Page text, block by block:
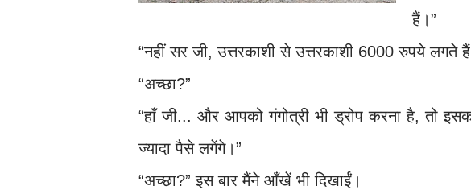
हैं।”
“नहीं सर जी, उत्तरकाशी से उत्तरकाशी 6000 रुपये लगते
“अच्छा?”
“हाँ जी... और आपको गंगोत्री भी ड्रोप करना है, तो
ज्यादा पैसे लगेंगे।”
“अच्छा?” इस बार मैंने आँखें भी दिखाईं।